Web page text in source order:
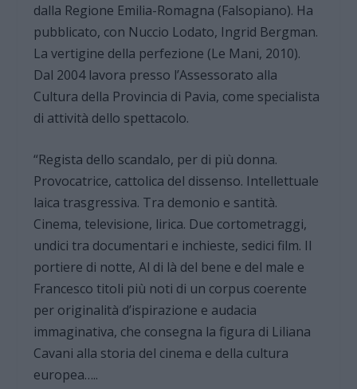
dalla Regione Emilia-Romagna (Falsopiano). Ha
pubblicato, con Nuccio Lodato, Ingrid Bergman.
La vertigine della perfezione (Le Mani, 2010).
Dal 2004 lavora presso l’Assessorato alla
Cultura della Provincia di Pavia, come specialista
di attività dello spettacolo.
“Regista dello scandalo, per di più donna.
Provocatrice, cattolica del dissenso. Intellettuale
laica trasgressiva. Tra demonio e santità.
Cinema, televisione, lirica. Due cortometraggi,
undici tra documentari e inchieste, sedici film. Il
portiere di notte, Al di là del bene e del male e
Francesco titoli più noti di un corpus coerente
per originalità d’ispirazione e audacia
immaginativa, che consegna la figura di Liliana
Cavani alla storia del cinema e della cultura
europea…..